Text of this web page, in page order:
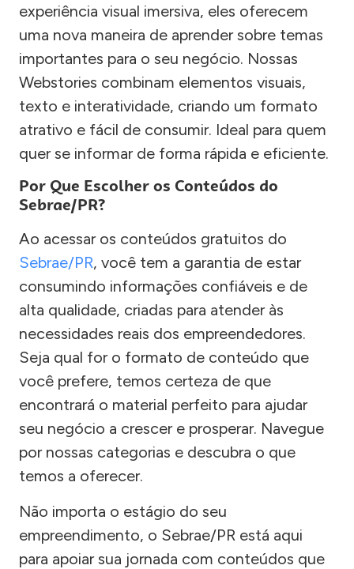
experiência visual imersiva, eles oferecem
uma nova maneira de aprender sobre temas
importantes para o seu negócio. Nossas
Webstories combinam elementos visuais,
texto e interatividade, criando um formato
atrativo e fácil de consumir. Ideal para quem
quer se informar de forma rápida e eficiente.
Por Que Escolher os Conteúdos do
Sebrae/PR?
Ao acessar os conteúdos gratuitos do
Sebrae/PR, você tem a garantia de estar
consumindo informações confiáveis e de
alta qualidade, criadas para atender às
necessidades reais dos empreendedores.
Seja qual for o formato de conteúdo que
você prefere, temos certeza de que
encontrará o material perfeito para ajudar
seu negócio a crescer e prosperar. Navegue
por nossas categorias e descubra o que
temos a oferecer.
Não importa o estágio do seu
empreendimento, o Sebrae/PR está aqui
para apoiar sua jornada com conteúdos que